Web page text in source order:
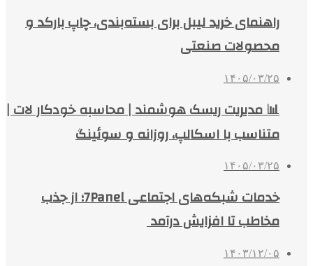
راهنمای خرید لیبل برای بسته‌بندی، چاپ بارکد و
محصولات صنعتی
۱۴۰۵/۰۳/۲۵
📊 مدیریت ریسک هوشمند | محاسبه خودکار لات |
متناسب با اسکالپ، روزانه و سوئینگ
۱۴۰۵/۰۳/۲۵
خدمات شبکه‌های اجتماعی 7Panel؛ از جذب
مخاطب تا افزایش درآمد
۱۴۰۳/۱۲/۰۵